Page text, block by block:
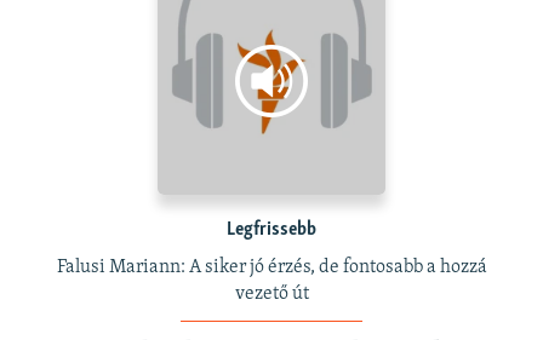
Legfrissebb
Falusi Mariann: A siker jó érzés, de fontosabb a hozzá
vezető út